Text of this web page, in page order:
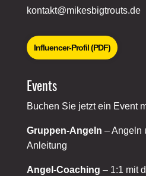
kontakt@mikesbigtrouts.de
Influencer-Profil (PDF)
Events
Buchen Sie jetzt ein Event
Gruppen-Angeln – Angeln
Anleitung
Angel-Coaching – 1:1 mit